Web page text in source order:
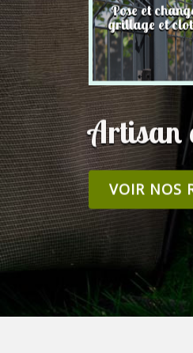
41 Pose et
grillage et
Artisan
VOIR NOS